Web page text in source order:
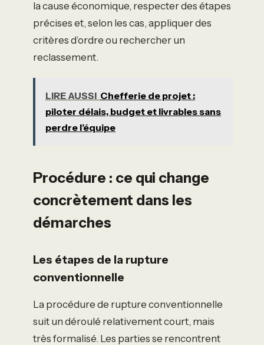
la cause économique, respecter des étapes
précises et, selon les cas, appliquer des
critères d’ordre ou rechercher un
reclassement.
LIRE AUSSI Chefferie de projet :
piloter délais, budget et livrables sans
perdre l’équipe
Procédure : ce qui change
concrètement dans les
démarches
Les étapes de la rupture
conventionnelle
La procédure de rupture conventionnelle
suit un déroulé relativement court, mais
très formalisé. Les parties se rencontrent